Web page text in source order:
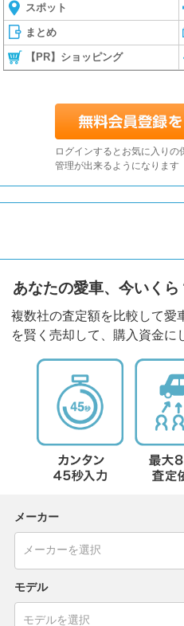
スポット
まとめ
【PR】ショッピング
ログインするとお気に入りの
管理が出来るようになります
あなたの愛車、今いくら
複数社の査定額を比較して愛
を賢く売却して、購入資金に
メーカー
モデル